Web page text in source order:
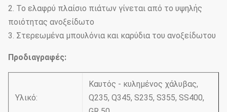
2. Το ελαφρύ πλαίσιο πιάτων γίνεται από το υψηλής
ποιότητας ανοξείδωτο
3. Στερεωμένα μπουλόνια και καρύδια του ανοξείδωτου
Προδιαγραφές:
Υλικό:
Καυτός - κυλημένος χάλυβας,
Q235, Q345, S235, S355, SS400,